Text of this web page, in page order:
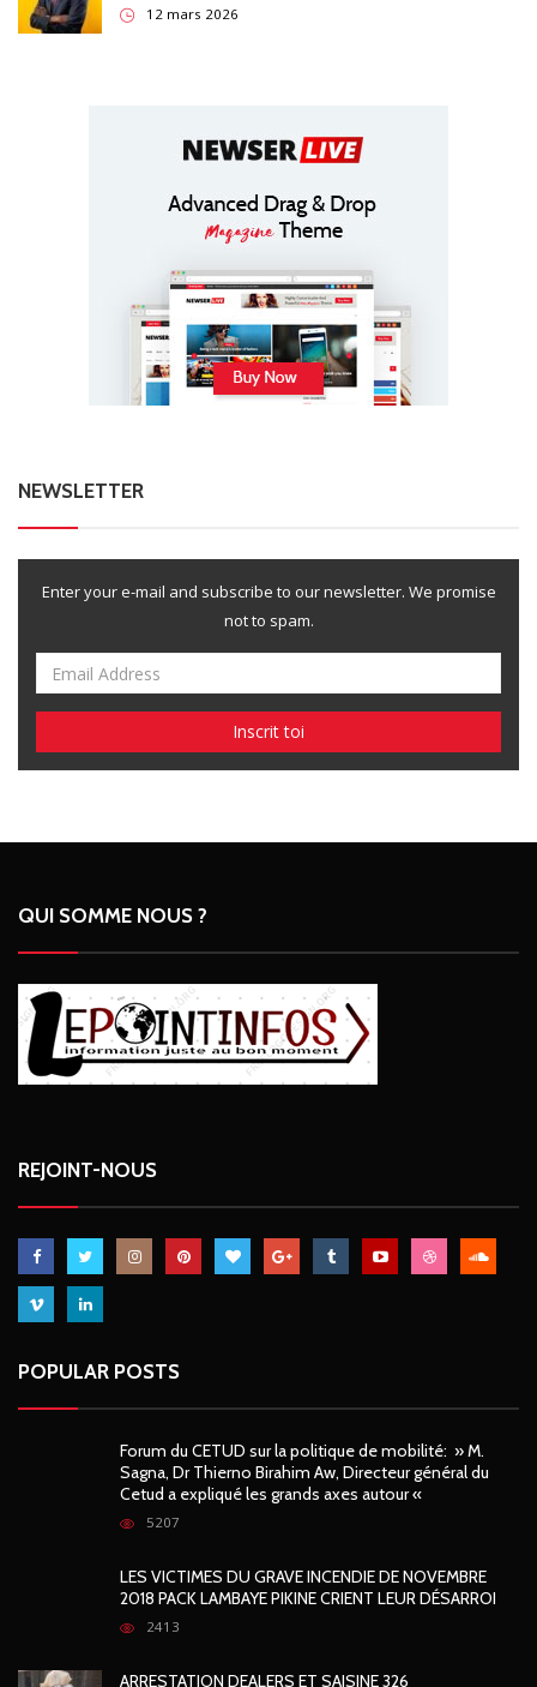
12 mars 2026
NEWSLETTER
Enter your e-mail and subscribe to our newsletter. We promise
not to spam.
QUI SOMME NOUS ?
REJOINT-NOUS
POPULAR POSTS
Forum du CETUD sur la politique de mobilité: » M.
Sagna, Dr Thierno Birahim Aw, Directeur général du
Cetud a expliqué les grands axes autour «
5207
LES VICTIMES DU GRAVE INCENDIE DE NOVEMBRE
2018 PACK LAMBAYE PIKINE CRIENT LEUR DÉSARROI
2413
ARRESTATION DEALERS ET SAISINE 326